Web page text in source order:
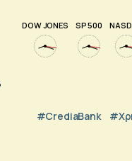
DOW JONES SP 500
#CrediaBank